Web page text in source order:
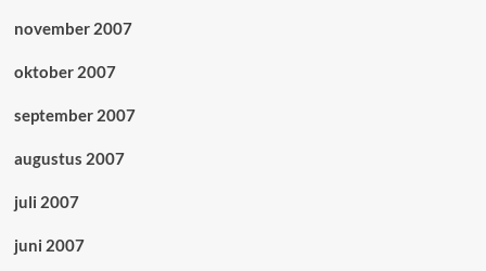
november 2007
oktober 2007
september 2007
augustus 2007
juli 2007
juni 2007